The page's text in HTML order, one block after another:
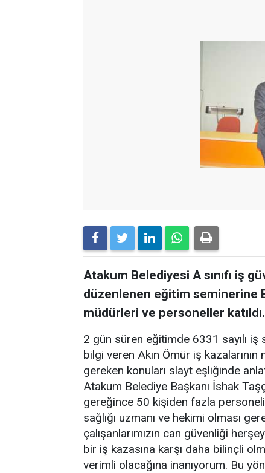
Atakum Belediyesi A sınıfı iş
düzenlenen eğitim seminerine
müdürleri ve personeller katıldı.
2 gün süren eğitimde 6331 sayılı iş
bilgi veren Akın Ömür iş
gereken konuları slayt eşliğinde
Atakum Belediye Başkanı İshak
gereğince 50 kişiden fazla
sağlığı uzmanı ve hekimi olması
çalışanlarımızın can güvenliği
bir iş kazasına karşı daha bilinçli
verimli olacağına inanıyorum. Bu